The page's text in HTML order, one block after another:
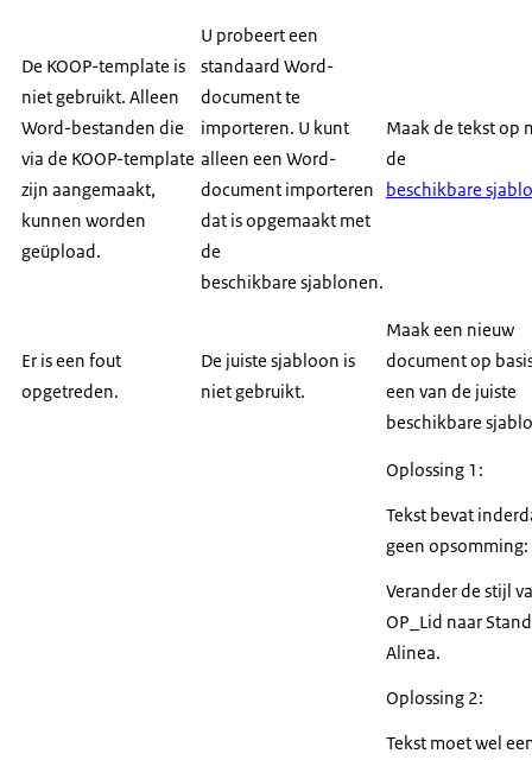
De KOOP-template is
niet gebruikt. Alleen
Word-bestanden die
via de KOOP-template
zijn aangemaakt,
kunnen worden
geüpload.
U probeert een
standaard Word-
document te
importeren. U kunt
alleen een Word-
document importeren
dat is opgemaakt met
de
beschikbare sjablonen.
Maak de tekst op
de
beschikbare
Er is een fout
opgetreden.
De juiste sjabloon is
niet gebruikt.
Maak een nieuw
document op
een van de juiste
beschikbare
Oplossing 1:
Tekst bevat
geen opsomming:
Verander de stijl
OP_Lid naar
Alinea.
Oplossing 2:
Tekst moet wel